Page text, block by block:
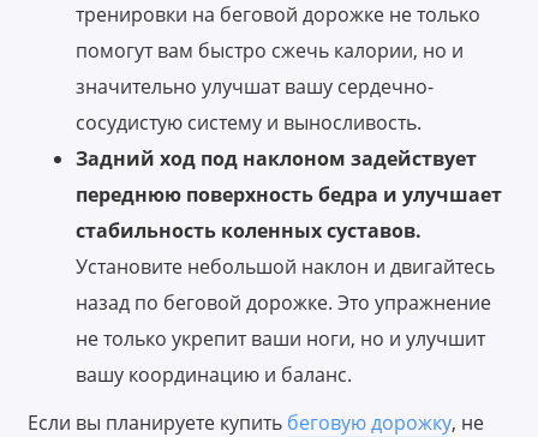
тренировки на беговой дорожке не только
помогут вам быстро сжечь калории, но и
значительно улучшат вашу сердечно-
сосудистую систему и выносливость.
Задний ход под наклоном задействует
переднюю поверхность бедра и улучшает
стабильность коленных суставов.
Установите небольшой наклон и двигайтесь
назад по беговой дорожке. Это упражнение
не только укрепит ваши ноги, но и улучшит
вашу координацию и баланс.
Если вы планируете купить беговую дорожку, не